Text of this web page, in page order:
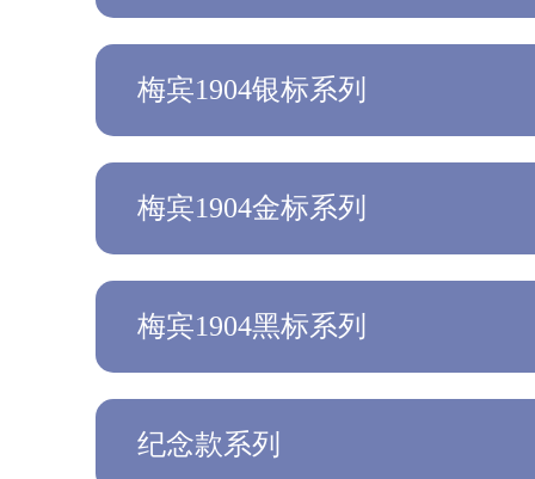
梅宾1904银标系列
梅宾1904金标系列
梅宾1904黑标系列
纪念款系列